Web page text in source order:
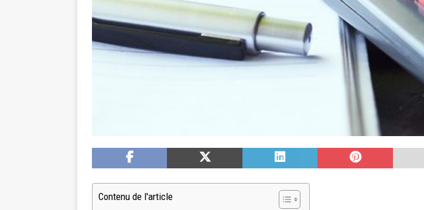
Contenu de l'article